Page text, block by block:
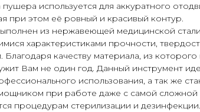
используется для аккуратного
при этом её ровный и красивый контур.
из нержавеющей медицинской
характеристиками прочности,
Благодаря качеству материала, из которого
Вам не один год. Данный инструмент
использования, а так же
при работе даже с самой сложной
процедурам стерилизации и дезинфекции.